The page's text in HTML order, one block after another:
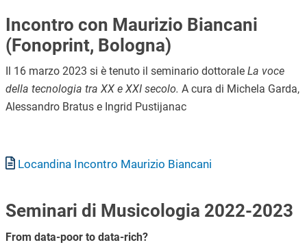
Incontro con Maurizio Biancani
(Fonoprint, Bologna)
Il 16 marzo 2023 si è tenuto il seminario dottorale La voce
della tecnologia tra XX e XXI secolo. A cura di Michela Garda,
Alessandro Bratus e Ingrid Pustijanac
Documento
Locandina Incontro Maurizio Biancani
Seminari di Musicologia 2022-2023
From data-poor to data-rich?